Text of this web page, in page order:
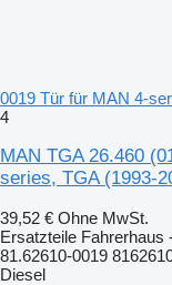
0019 Tür für MAN 4-
4
MAN TGA 26.460
series, TGA (1993-
39,52 € Ohne MwSt.
Ersatzteile Fahrerhaus
81.62610-0019
Diesel